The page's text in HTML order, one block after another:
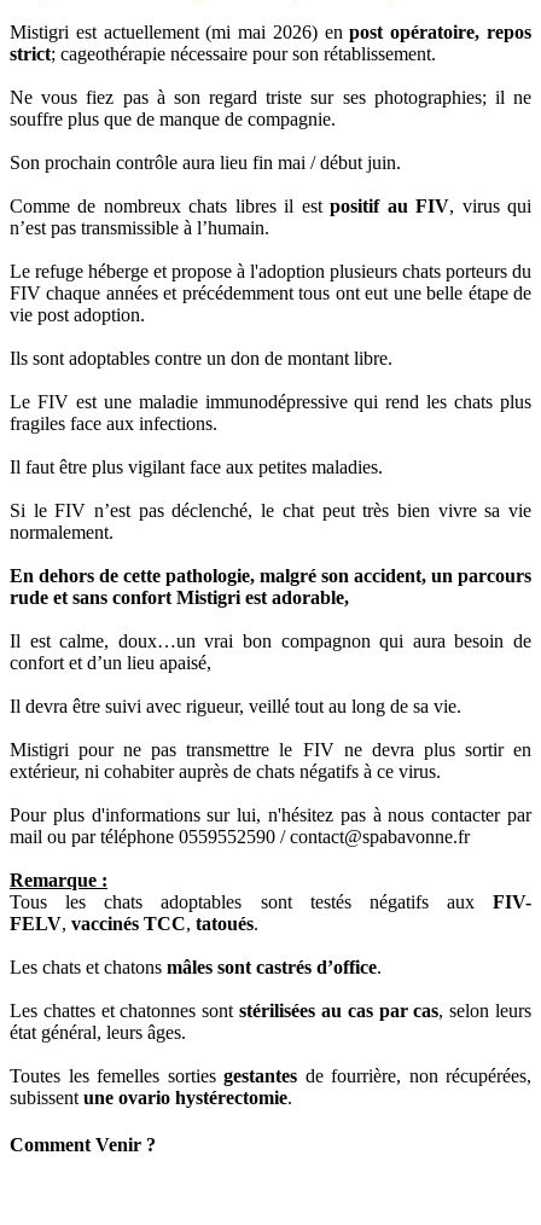
Mistigri est actuellement (mi mai 2026) enpost opératoire, repos
strict; cageothérapie nécessaire pour son rétablissement.
Ne vous fiez pas à son regard triste sur ses photographies; il ne
souffre plus que de manque de compagnie.
Son prochain contrôle aura lieu fin mai / début juin.
Comme de nombreux chats libres il estpositif au FIV, virus qui
n’est pas transmissible à l’humain.
Le refuge héberge et propose à l'adoption plusieurs chats porteurs du
FIV chaque années et précédemment tous ont eut une belle étape de
vie post adoption.
Ils sont adoptables contre un don de montant libre.
Le FIV est une maladie immunodépressive qui rend les chats plus
fragiles face aux infections.
Il faut être plus vigilant face aux petites maladies.
Si le FIV n’est pas déclenché, le chat peut très bien vivre sa vie
normalement.
En dehors de cette pathologie, malgré son accident, un parcours
rude et sans confort Mistigri est adorable,
Il est calme, doux…un vrai bon compagnon qui aura besoin de
confort et d’un lieu apaisé,
Il devra être suivi avec rigueur, veillé tout au long de sa vie.
Mistigri pour ne pas transmettre le FIV ne devra plus sortir en
extérieur, ni cohabiter auprès de chats négatifs à ce virus.
Pour plus d'informations sur lui, n'hésitez pas à nous contacter par
mail ou par téléphone 0559552590 /contact@spabavonne.fr
Remarque :
Tous les chats adoptables sont testés négatifs aux FIV-
FELV, vaccinés TCC, tatoués.
Les chats et chatons mâles sont castrés d’office.
Les chattes et chatonnes sontstérilisées au cas par cas, selon leurs
état général, leurs âges.
Toutes les femelles sorties gestantes de fourrière, non récupérées,
subissent une ovario hystérectomie.
Comment Venir ?